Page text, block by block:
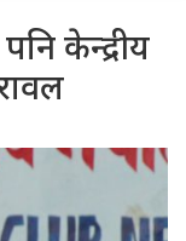
केन्द्रीय